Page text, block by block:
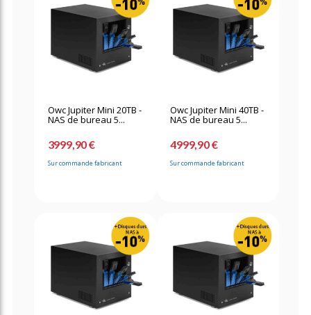
Owc Jupiter Mini 20TB -
NAS de bureau 5...
3999,90 €
Sur commande fabricant
Owc Jupiter Mini 40TB -
NAS de bureau 5...
4999,90 €
Sur commande fabricant